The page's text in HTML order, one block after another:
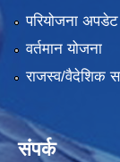
परियोजना अपडेट
वर्तमान योजना
राजस्व/वैदेशिक
संपर्क